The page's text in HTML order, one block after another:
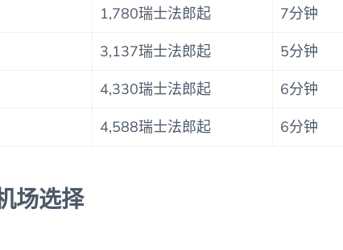
1,780瑞士法郎起
7分钟
3,137瑞士法郎起
5分钟
4,330瑞士法郎起
6分钟
4,588瑞士法郎起 6分钟
场选择